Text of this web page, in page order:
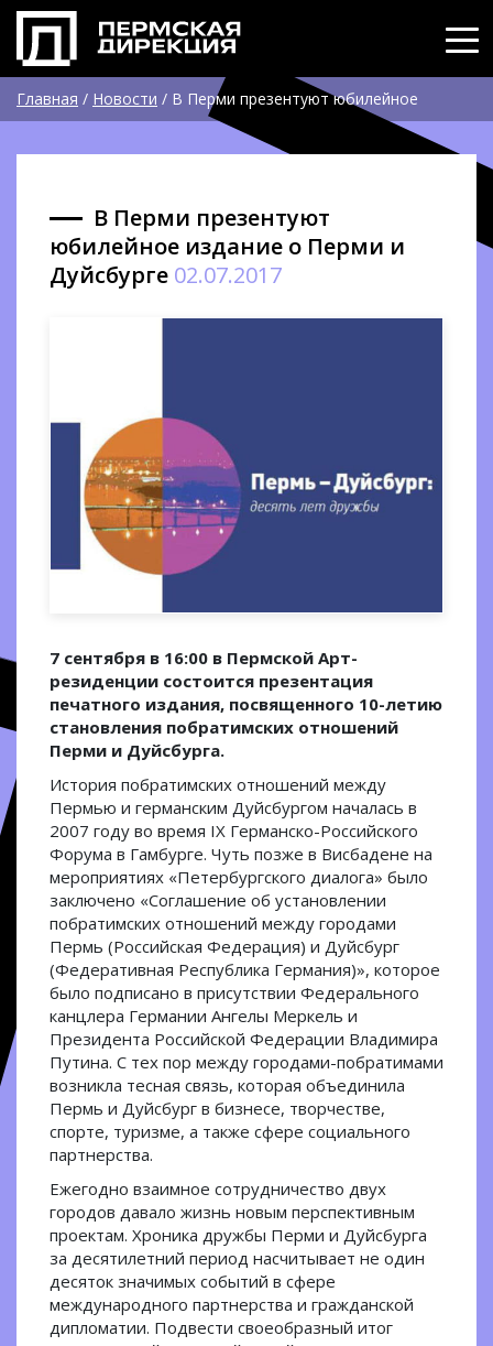
Главная / Новости / В Перми презентуют юбилейное
В Перми презентуют
юбилейное издание о Перми и
Дуйсбурге 02.07.2017
7 сентября в 16:00 в Пермской Арт-
резиденции состоится презентация
печатного издания, посвященного 10-летию
становления побратимских отношений
Перми и Дуйсбурга.
История побратимских отношений между
Пермью и германским Дуйсбургом началась в
2007 году во время IX Германско-Российского
Форума в Гамбурге. Чуть позже в Висбадене на
мероприятиях «Петербургского диалога» было
заключено «Соглашение об установлении
побратимских отношений между городами
Пермь (Российская Федерация) и Дуйсбург
(Федеративная Республика Германия)», которое
было подписано в присутствии Федерального
канцлера Германии Ангелы Меркель и
Президента Российской Федерации Владимира
Путина. С тех пор между городами-побратимами
возникла тесная связь, которая объединила
Пермь и Дуйсбург в бизнесе, творчестве,
спорте, туризме, а также сфере социального
партнерства.
Ежегодно взаимное сотрудничество двух
городов давало жизнь новым перспективным
проектам. Хроника дружбы Перми и Дуйсбурга
за десятилетний период насчитывает не один
десяток значимых событий в сфере
международного партнерства и гражданской
дипломатии. Подвести своеобразный итог